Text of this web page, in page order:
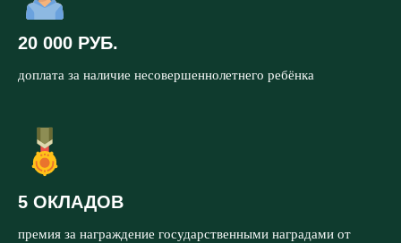
20 000 РУБ.
доплата за наличие несовершеннолетнего ребёнка
5 ОКЛАДОВ
премия за награждение государственными наградами от